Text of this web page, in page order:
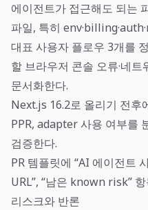
에이전트가 접근해도 되는
파일, 특히
대표 사용자 플로우 3개를
할 브라우저 콘솔 오류·네
문서화한다.
Next.js 16.2로 올리기 전
PPR, adapter 사용 여부를
검증한다.
PR 템플릿에 “AI 에이전트
URL”, “남은 known risk”
리스크와 반론